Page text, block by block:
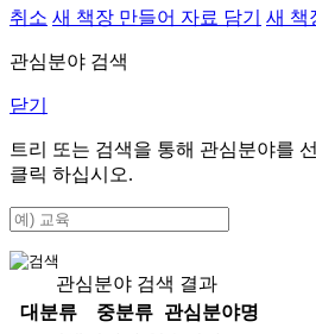
취소 새 책장 만들어 자료 담기 새 책
관심분야 검색
닫기
트리 또는 검색을 통해 관심분야를
클릭 하십시오.
관심분야 검색 결과
대분류
중분류
관심분야명